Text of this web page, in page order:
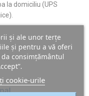
la domiciliu (UPS
și ale unor terțe
și pentru a vă oferi
consimțământul
cookie-urile